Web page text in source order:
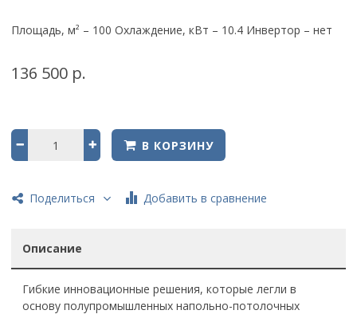
Площадь, м² – 100 Охлаждение, кВт – 10.4 Инвертор – нет
136 500 р.
В КОРЗИНУ
Поделиться Добавить в сравнение
Описание
Гибкие инновационные решения, которые легли в
основу полупромышленных напольно-потолочных